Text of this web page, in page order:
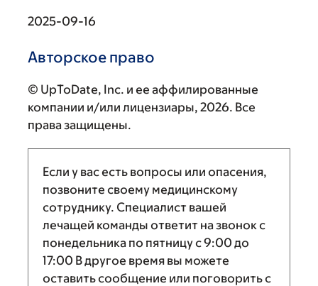
2025-09-16
Авторское право
© UpToDate, Inc. и ее аффилированные
компании и/или лицензиары, 2026. Все
права защищены.
Если у вас есть вопросы или опасения,
позвоните своему медицинскому
сотруднику. Специалист вашей
лечащей команды ответит на звонок с
понедельника по пятницу с9:00 до
17:00 В другое время вы можете
оставить сообщение или поговорить с